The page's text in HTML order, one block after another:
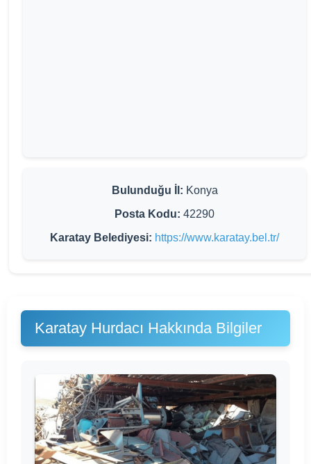
Bulunduğu İl: Konya
Posta Kodu: 42290
Karatay Belediyesi: https://www.karatay.bel.tr/
Karatay Hurdacı Hakkında Bilgiler